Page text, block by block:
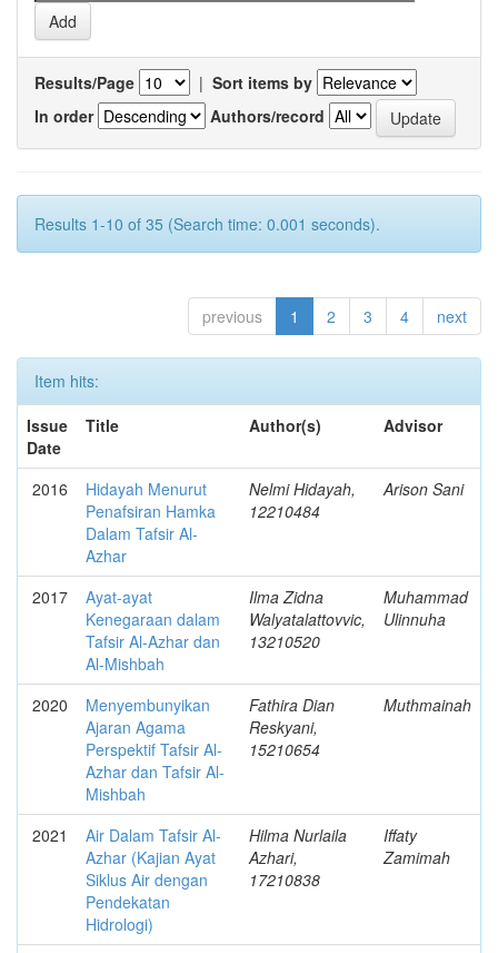
Results/Page | Sort items by
In order
Authors/record
Results 1-10 of 35 (Search time: 0.001 seconds).
previous 1 2 3 4 next
Item hits:
Issue
Date
Title Author(s) Advisor
2016
Hidayah Menurut
Penafsiran Hamka
Dalam Tafsir Al-
Azhar
Nelmi Hidayah,
12210484
Arison Sani
2017
Ayat-ayat
Kenegaraan dalam
Tafsir Al-Azhar dan
Al-Mishbah
Ilma Zidna
Walyatalattovvic,
13210520
Muhammad
Ulinnuha
2020
Menyembunyikan
Ajaran Agama
Perspektif Tafsir Al-
Azhar dan Tafsir Al-
Mishbah
Fathira Dian
Reskyani,
15210654
Muthmainah
2021
Air Dalam Tafsir Al-
Azhar (Kajian Ayat
Siklus Air dengan
Pendekatan
Hidrologi)
Hilma Nurlaila
Azhari,
17210838
Iffaty
Zamimah